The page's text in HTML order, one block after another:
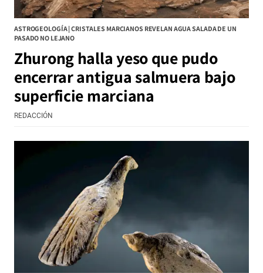
ASTROGEOLOGÍA | CRISTALES MARCIANOS REVELAN AGUA SALADA DE UN
PASADO NO LEJANO
Zhurong halla yeso que pudo
encerrar antigua salmuera bajo
superficie marciana
REDACCIÓN